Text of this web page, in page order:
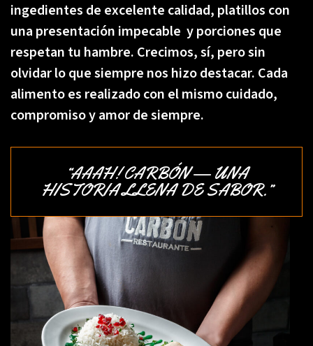
ingedientes de excelente calidad, platillos con
una presentación impecable y porciones que
respetan tu hambre. Crecimos, sí, pero sin
olvidar lo que siempre nos hizo destacar. Cada
alimento es realizado con el mismo cuidado,
compromiso y amor de siempre.
“AAAH! CARBÓN — UNA
HISTORIA LLENA DE SABOR.”